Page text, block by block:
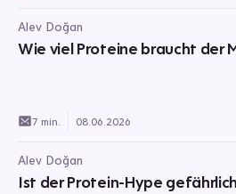
Alev Doğan
Wie viel Proteine braucht der
7 min. 08.06.2026
Alev Doğan
Ist der Protein-Hype